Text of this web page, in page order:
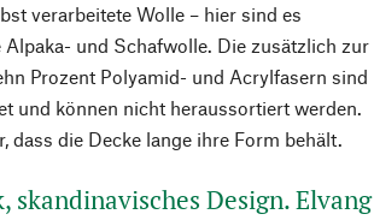
verarbeitete Wolle – hier sind es
und Schafwolle. Die zusätzlich zur
Prozent Polyamid- und Acrylfasern sind
und können nicht heraussortiert werden.
dass die Decke lange ihre Form behält.
skandinavisches Design. Elvang